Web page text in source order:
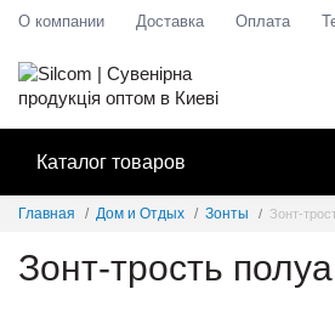
О компании Доставка Оплата
Каталог товаров
Главная Дом и Отдых Зонты Зонт-
Зонт-трость